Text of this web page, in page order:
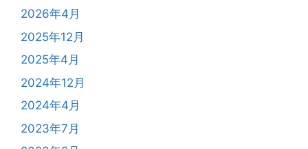
2026年4月
2025年12月
2025年4月
2024年12月
2024年4月
2023年7月